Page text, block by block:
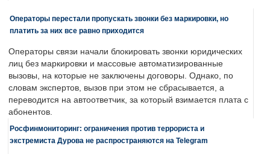
Операторы перестали пропускать звонки без маркировки, но
платить за них все равно приходится
Операторы связи начали блокировать звонки юридических
лиц без маркировки и массовые автоматизированные
вызовы, на которые не заключены договоры. Однако, по
словам экспертов, вызов при этом не сбрасывается, а
переводится на автоответчик, за который взимается плата с
абонентов.
Росфинмониторинг: ограничения против террориста и
экстремиста Дурова не распространяются на Telegram